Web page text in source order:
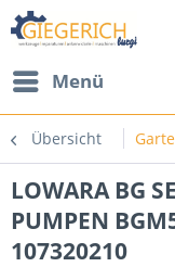
Menü
Übersicht
LOWARA BG
PUMPEN
107320210